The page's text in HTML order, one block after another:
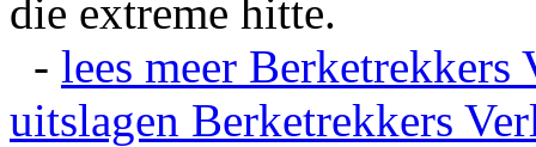
die extreme hitte.
- lees meer Berketrekkers
uitslagen Berketrekkers